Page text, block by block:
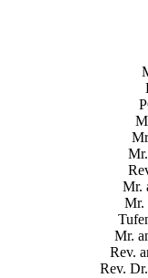
Mr.
Mr.
Mr.
Rev.
Rev.